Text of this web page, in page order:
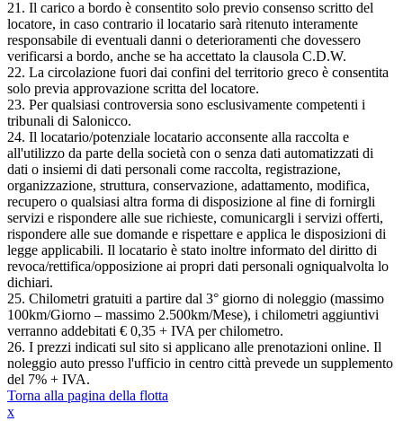
21. Il carico a bordo è consentito solo previo consenso scritto del
locatore, in caso contrario il locatario sarà ritenuto interamente
responsabile di eventuali danni o deterioramenti che dovessero
verificarsi a bordo, anche se ha accettato la clausola C.D.W.
22. La circolazione fuori dai confini del territorio greco è consentita
solo previa approvazione scritta del locatore.
23. Per qualsiasi controversia sono esclusivamente competenti i
tribunali di Salonicco.
24. Il locatario/potenziale locatario acconsente alla raccolta e
all'utilizzo da parte della società con o senza dati automatizzati di
dati o insiemi di dati personali come raccolta, registrazione,
organizzazione, struttura, conservazione, adattamento, modifica,
recupero o qualsiasi altra forma di disposizione al fine di fornirgli
servizi e rispondere alle sue richieste, comunicargli i servizi offerti,
rispondere alle sue domande e rispettare e applica le disposizioni di
legge applicabili. Il locatario è stato inoltre informato del diritto di
revoca/rettifica/opposizione ai propri dati personali ogniqualvolta lo
dichiari.
25. Chilometri gratuiti a partire dal 3° giorno di noleggio (massimo
100km/Giorno – massimo 2.500km/Mese), i chilometri aggiuntivi
verranno addebitati € 0,35 + IVA per chilometro.
26. I prezzi indicati sul sito si applicano alle prenotazioni online. Il
noleggio auto presso l'ufficio in centro città prevede un supplemento
del 7% + IVA.
Torna alla pagina della flotta
x